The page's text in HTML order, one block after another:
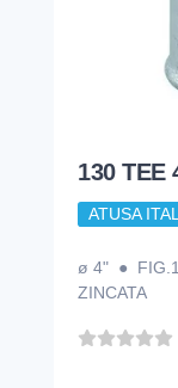
130 TEE
ATUSA
ø 4" ●
ZINCATA